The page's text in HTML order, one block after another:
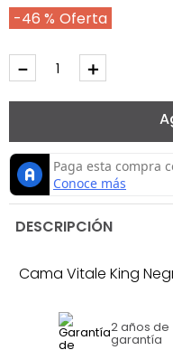
46 %
＋
－
DESCRIPCIÓN
Cama Vitale King
2 años de
garantía